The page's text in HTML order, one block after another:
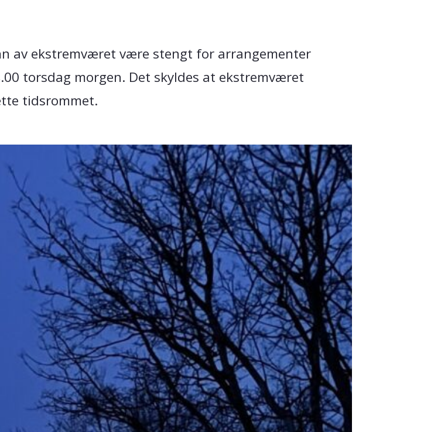
av ekstremværet være stengt for arrangementer
torsdag morgen. Det skyldes at ekstremværet
tidsrommet.